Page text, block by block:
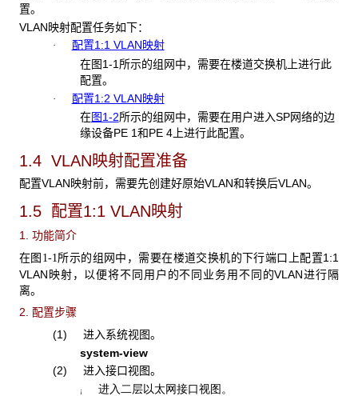
置。
VLAN映射配置任务如下：
·
配置1:1 VLAN映射
在图1-1 所示的组网中，需要在楼道交换机上进行此
配置。
·
配置1:2 VLAN映射
在图1-2所示的组网中，需要在用户进入SP网络的边
缘设备PE 1和PE 4上进行此配置。
1.4 VLAN映射配置准备
配置VLAN映射前，需要先创建好原始VLAN和转换后VLAN。
1.5 配置1:1 VLAN映射
1. 功能简介
在图1-1 所示的组网中，需要在楼道交换机的下行端口上配置1:1
VLAN映射，以便将不同用户的不同业务用不同的VLAN进行隔
离。
2. 配置步骤
(1) 进入系统视图。
system-view
(2) 进入接口视图。
¡ 进入二层以太网接口视图。